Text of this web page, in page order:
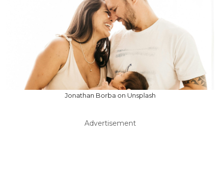
Jonathan Borba on Unsplash
Advertisement